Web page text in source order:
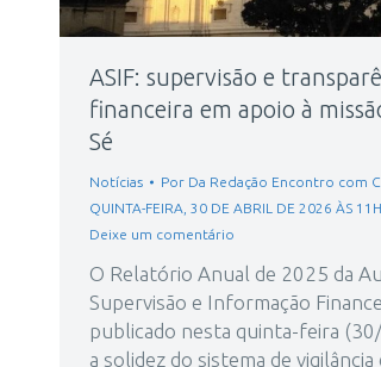
ASIF: supervisão e
financeira em apoio à
Sé
Notícias Por Da Redação Encontro com
QUINTA-FEIRA, 30 DE ABRIL DE 2026 ÀS
Deixe um comentário
O Relatório Anual de 2025 da
Supervisão e Informação
publicado nesta quinta-feira
a solidez do sistema de vigilância